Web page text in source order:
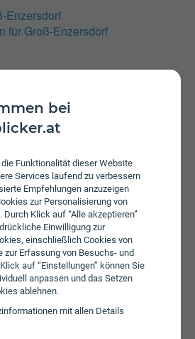
bei
Funktionalität dieser Website
Services laufend zu verbessern
Empfehlungen anzuzeigen
zur Personalisierung von
Klick auf “Alle akzeptieren”
Einwilligung zur
einschließlich Cookies von
zur Erfassung von Besuchs- und
auf “Einstellungen” können Sie
anpassen und das Setzen
ablehnen.
mit allen Details
Enzersdorf
für Groß-Enzersdorf